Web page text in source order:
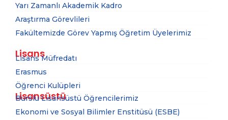
Yarı Zamanlı Akademik Kadro
Araştırma Görevlileri
Fakültemizde Görev Yapmış Öğretim Üyelerimiz
Lisans
Lisans Müfredatı
Erasmus
Öğrenci Kulüpleri
Lisansüstü
Burslu Lisansüstü Öğrencilerimiz
Ekonomi ve Sosyal Bilimler Enstitüsü (ESBE)